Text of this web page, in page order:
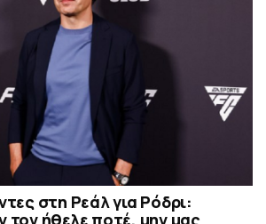
στη Ρεάλ για Ρόδρι:
ήθελε ποτέ, μην μας